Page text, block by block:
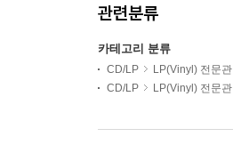
관련분류
카테고리 분류
CD/LP LP(Vinyl) 전문관
CD/LP
LP(Vinyl) 전문관